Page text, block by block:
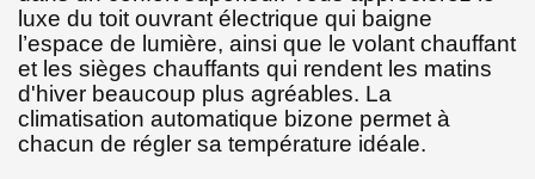
luxe du toit ouvrant électrique qui baigne
l’espace de lumière, ainsi que le volant chauffant
et les sièges chauffants qui rendent les matins
d'hiver beaucoup plus agréables. La
climatisation automatique bizone permet à
chacun de régler sa température idéale.